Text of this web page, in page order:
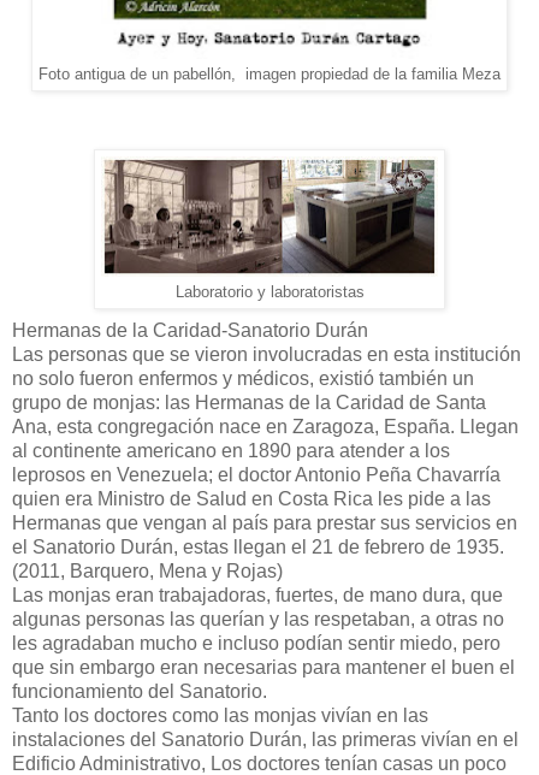
Foto antigua de un pabellón, imagen propiedad de la familia Meza
Laboratorio y laboratoristas
Hermanas de la Caridad-Sanatorio Durán
Las personas que se vieron involucradas en esta institución
no solo fueron enfermos y médicos, existió también un
grupo de monjas: las Hermanas de la Caridad de Santa
Ana, esta congregación nace en Zaragoza, España. Llegan
al continente americano en 1890 para atender a los
leprosos en Venezuela; el doctor Antonio Peña Chavarría
quien era Ministro de Salud en Costa Rica les pide a las
Hermanas que vengan al país para prestar sus servicios en
el Sanatorio Durán, estas llegan el 21 de febrero de 1935.
(2011, Barquero, Mena y Rojas)
Las monjas eran trabajadoras, fuertes, de mano dura, que
algunas personas las querían y las respetaban, a otras no
les agradaban mucho e incluso podían sentir miedo, pero
que sin embargo eran necesarias para mantener el buen el
funcionamiento del Sanatorio.
Tanto los doctores como las monjas vivían en las
instalaciones del Sanatorio Durán, las primeras vivían en el
Edificio Administrativo, Los doctores tenían casas un poco